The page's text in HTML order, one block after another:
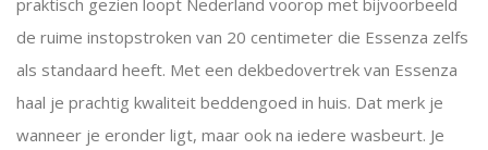
de ruime instopstroken van 20 centimeter die Essenza zelfs
als standaard heeft. Met een dekbedovertrek van Essenza
haal je prachtig kwaliteit beddengoed in huis. Dat merk je
wanneer je eronder ligt, maar ook na iedere wasbeurt. Je